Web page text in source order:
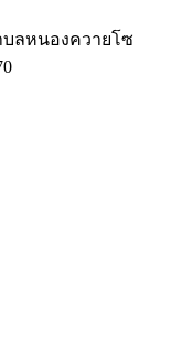
บลหนองควายโซ